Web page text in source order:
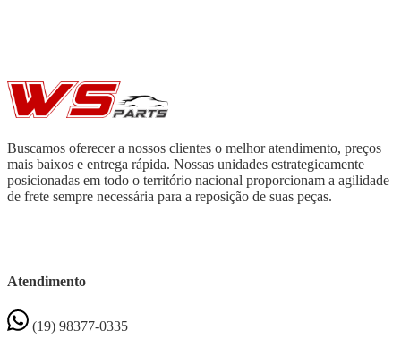
Buscamos oferecer a nossos clientes o melhor atendimento, preços
mais baixos e entrega rápida. Nossas unidades estrategicamente
posicionadas em todo o território nacional proporcionam a agilidade
de frete sempre necessária para a reposição de suas peças.
Atendimento
(19) 98377-0335